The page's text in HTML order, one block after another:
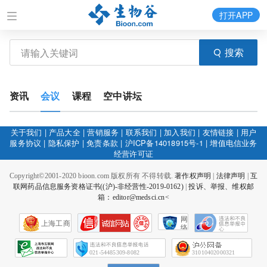
搜索
打开APP
资讯 会议 课程 空中讲坛
关于我们 | 产品大全|营销服务 | 联系我们 | 加入我们 | 友情链接 | 用户
服务协议 | 隐私保护 |免责条款 | 沪ICP备14018915号-1 |增值电信业务
经营许可证
Copyright©2001-2020 bioon.com 版权所有 不得转载.著作权声明 法律声明
互
联网药品信息服务资格证书((沪)-非经营性-2019-0162)|投诉、举报、维权邮
箱：editor@medsci.cn<
上海工商
网
络
会
征
021-54485309-8082 31010402000321